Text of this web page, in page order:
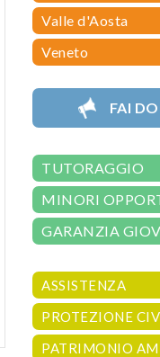
Valle d'Aosta
Veneto
FAI
TUTORAGGIO
MINORI
GARANZIA
ASSISTENZA
PROTEZIONE
PATRIMONIO